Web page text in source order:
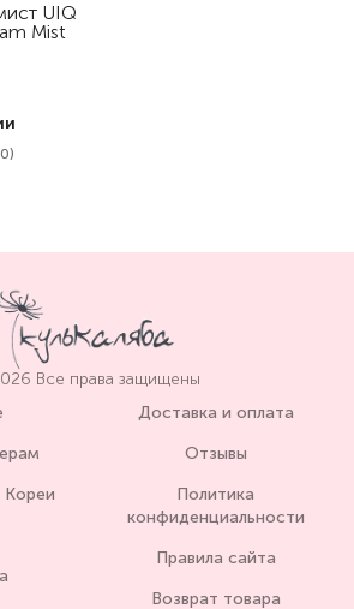
UIQ
Mist
Все права защищены
Кореи
Доставка и оплата
Отзывы
Политика
конфиденциальности
Правила сайта
Возврат товара